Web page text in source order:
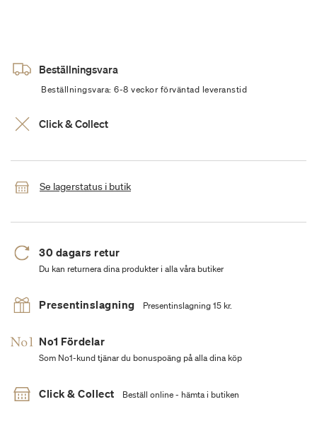
Beställningsvara
Beställningsvara: 6-8 veckor förväntad leveranstid
Click & Collect
Se lagerstatus i butik
30 dagars retur
Du kan returnera dina produkter i alla våra butiker
Presentinslagning Presentinslagning 15 kr.
No1 Fördelar
Som No1-kund tjänar du bonuspoäng på alla dina köp
Click & Collect Beställ online - hämta i butiken